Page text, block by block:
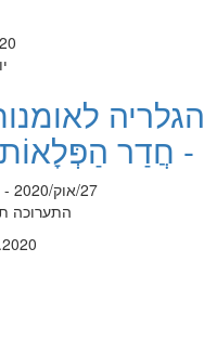
הגלריה
- חֲדַר
27/אוק/2020 - 30/נוב/2020 @ 0:00 -
התערוכה תוצג